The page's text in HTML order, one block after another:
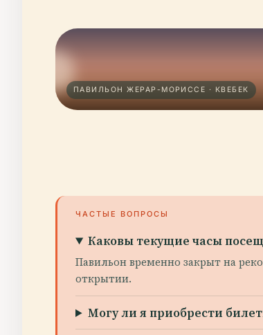
ПАВИЛЬОН ЖЕРАР-МОРИССЕ · КВЕБЕК
ЧАСТЫЕ ВОПРОСЫ
Каковы текущие часы
Павильон временно закрыт на
открытии.
Могу ли я приобрести